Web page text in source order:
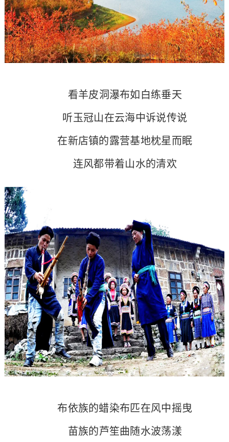
看羊皮洞瀑布如白练垂天
听玉冠山在云海中诉说传说
在新店镇的露营基地枕星而眠
连风都带着山水的清欢
布依族的蜡染布匹在风中摇曳
苗族的芦笙曲随水波荡漾